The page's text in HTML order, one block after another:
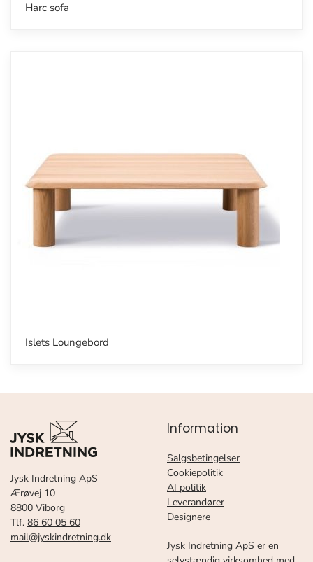
Harc sofa
Islets Loungebord
Jysk Indretning ApS
Ærøvej 10
8800 Viborg
Tlf. 86 60 05 60
mail@jyskindretning.dk
Information
Salgsbetingelser
Cookiepolitik
AI politik
Leverandører
Designere
Jysk Indretning ApS er en